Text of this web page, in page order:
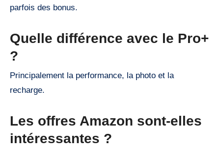
parfois des bonus.
Quelle différence avec le Pro+
?
Principalement la performance, la photo et la
recharge.
Les offres Amazon sont-elles
intéressantes ?